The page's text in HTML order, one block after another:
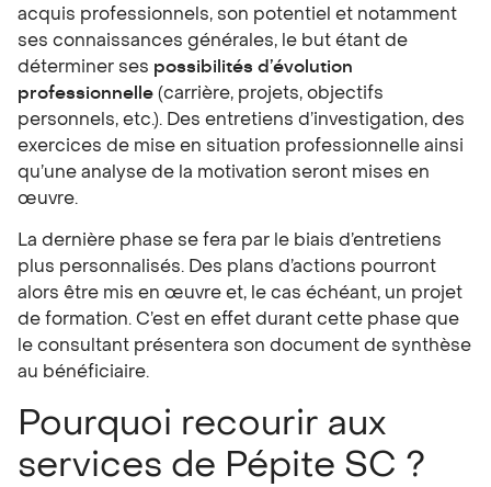
acquis professionnels, son potentiel et notamment
ses connaissances générales, le but étant de
déterminer ses possibilités d’évolution
professionnelle (carrière, projets, objectifs
personnels, etc.). Des entretiens d’investigation, des
exercices de mise en situation professionnelle ainsi
qu’une analyse de la motivation seront mises en
œuvre.
La dernière phase se fera par le biais d’entretiens
plus personnalisés. Des plans d’actions pourront
alors être mis en œuvre et, le cas échéant, un projet
de formation. C’est en effet durant cette phase que
le consultant présentera son document de synthèse
au bénéficiaire.
Pourquoi recourir aux
services de Pépite SC ?